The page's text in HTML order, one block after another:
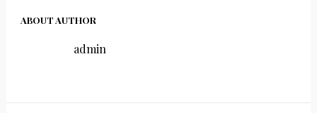
ABOUT AUTHOR
admin